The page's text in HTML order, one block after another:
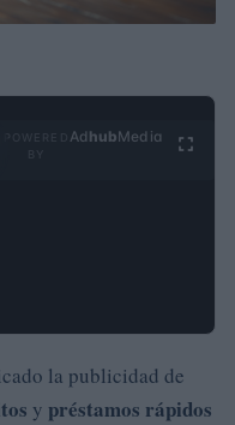
Ad hubMedia
la publicidad de
y préstamos rápidos